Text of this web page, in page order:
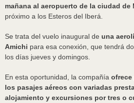
mañana al aeropuerto de la ciudad de
próximo a los Esteros del Iberá.
Se trata del vuelo inaugural de una
Amichi para esa conexión, que tendrá
los días jueves y domingos.
En esta oportunidad, la compañía ofrece
los pasajes aéreos con variadas
alojamiento y excursiones por tres o